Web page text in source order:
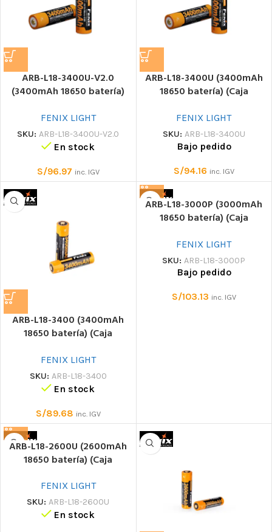
ARB-L18-3400U-V2.0
(3400mAh 18650 batería)
FENIX LIGHT
SKU:ARB-L18-3400U-V2.0
En stock
S/96.97 inc. IGV
ARB-L18-3400U (3400mAh
18650 batería) (Caja
FENIX LIGHT
SKU: ARB-L18-3400U
Bajo pedido
S/94.16 inc. IGV
ARB-L18-3400 (3400mAh
18650 batería) (Caja
FENIX LIGHT
SKU: ARB-L18-3400
En stock
S/89.68 inc. IGV
ARB-L18-3000P (3000mAh
18650 batería) (Caja
FENIX LIGHT
SKU: ARB-L18-3000P
Bajo pedido
S/103.13 inc. IGV
ARB-L18-2600U (2600mAh
18650 batería) (Caja
FENIX LIGHT
SKU:ARB-L18-2600U
En stock